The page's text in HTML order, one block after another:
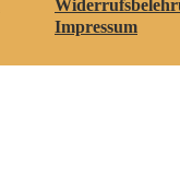
Impressum